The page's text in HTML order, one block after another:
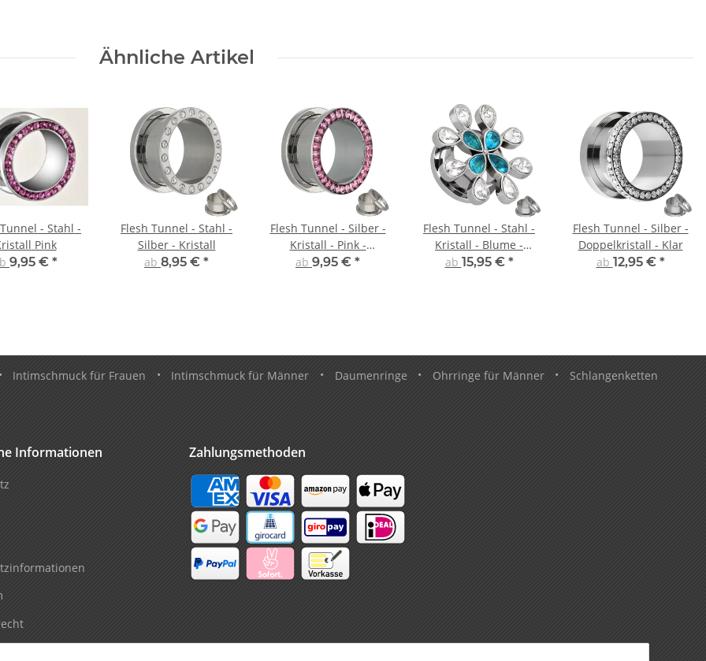
Ähnliche Artikel
- Stahl -
Pink
9,95 € *
Flesh Tunnel - Stahl -
Silber - Kristall
ab 8,95 € *
Flesh Tunnel - Silber -
Kristall - Pink -
Schutzschicht
ab 9,95 € *
Flesh Tunnel - Stahl -
Kristall - Blume -
Hellblau
ab 15,95 € *
Flesh Tunnel - Silber -
Doppelkristall - Klar
ab 12,95 € *
• Intimschmuck für Frauen • Intimschmuck für Männer • Daumenringe • Ohrringe für Männer • Schlangenketten
Informationen Zahlungsmethoden